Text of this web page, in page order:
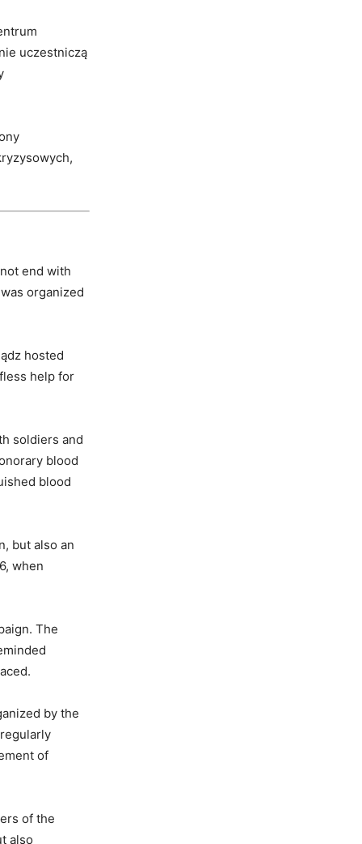
uczestniczą
end with
organized
hosted
help for
soldiers and
blood
blood
but also an
when
The
by the
of
of the
also